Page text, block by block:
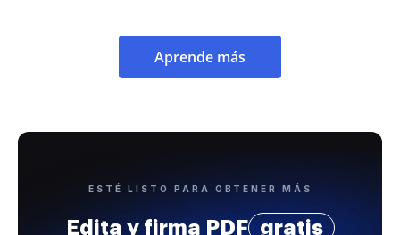
Aprende más
ESTÉ LISTO PARA OBTENER MÁS
Edita y firma PDF gratis